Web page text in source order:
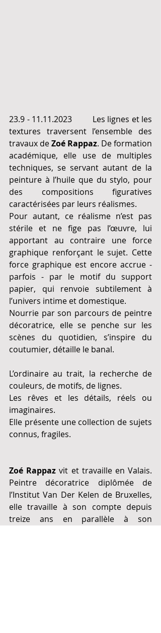
23.9 - 11.11.2023 Les lignes et les
textures traversent l’ensemble des
travaux de Zoé Rappaz. De formation
académique, elle use de multiples
techniques, se servant autant de la
peinture à l’huile que du stylo, pour
des compositions figuratives
caractérisées par leurs réalismes.
Pour autant, ce réalisme n’est pas
stérile et ne fige pas l’œuvre, lui
apportant au contraire une force
graphique renforçant le sujet. Cette
force graphique est encore accrue -
parfois - par le motif du support
papier, qui renvoie subtilement à
l’univers intime et domestique.
Nourrie par son parcours de peintre
décoratrice, elle se penche sur les
scènes du quotidien, s’inspire du
coutumier, détaille le banal.
L’ordinaire au trait, la recherche de
couleurs, de motifs, de lignes.
Les rêves et les détails, réels ou
imaginaires.
Elle présente une collection de sujets
connus, fragiles.
Zoé Rappaz vit et travaille en Valais.
Peintre décoratrice diplômée de
l’Institut Van Der Kelen de Bruxelles,
elle travaille à son compte depuis
treize ans en parallèle à son